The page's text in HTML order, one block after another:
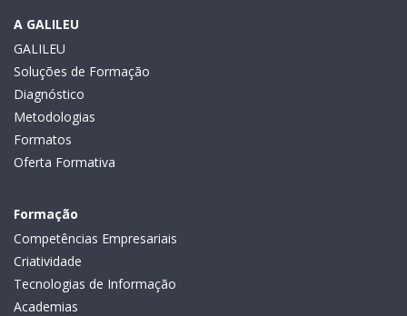
A GALILEU
GALILEU
Soluções de Formação
Diagnóstico
Metodologias
Formatos
Oferta Formativa
Formação
Competências Empresariais
Criatividade
Tecnologias de Informação
Academias